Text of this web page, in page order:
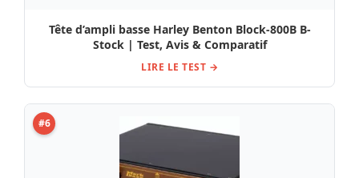
Tête d’ampli basse Harley Benton Block-800B B-
Stock | Test, Avis & Comparatif
LIRE LE TEST →
#6